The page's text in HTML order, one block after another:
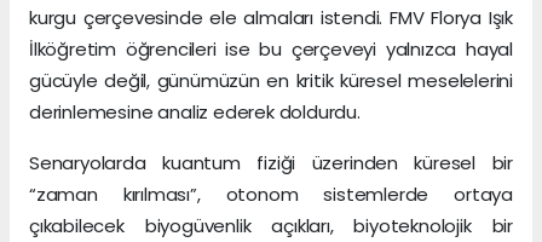
kurgu çerçevesinde ele almaları istendi. FMV Florya Işık
İlköğretim öğrencileri ise bu çerçeveyi yalnızca hayal
gücüyle değil, günümüzün en kritik küresel meselelerini
derinlemesine analiz ederek doldurdu.
Senaryolarda kuantum fiziği üzerinden küresel bir
“zaman kırılması”, otonom sistemlerde ortaya
çıkabilecek biyogüvenlik açıkları, biyoteknolojik bir